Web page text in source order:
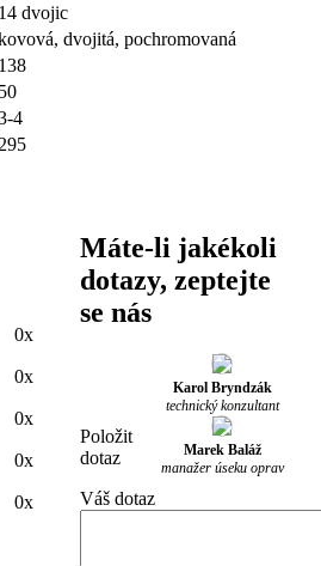
14 dvojic
dvojitá, pochromovaná
138
50
4
295
0x
0x
0x
0x
0x
Máte-li jakékoli
dotazy, zeptejte
se nás
Karol Bryndzák
technický konzultant
Marek Baláž
manažer úseku oprav
Položit
dotaz
Váš dotaz